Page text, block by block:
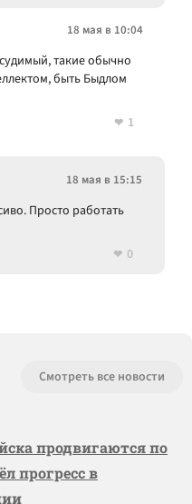
18 мая в 10:04
такие обычно
быть Быдлом
1
18 мая в 15:15
Просто работать
0
Смотреть все новости
продвигаются по
прогресс в